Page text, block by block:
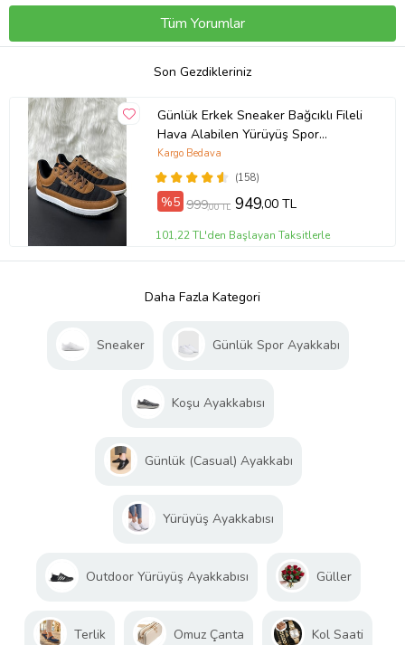
Tüm Yorumlar
Son Gezdikleriniz
Günlük Erkek Sneaker Bağcıklı Fileli
Hava Alabilen Yürüyüş Spor
Ayakkabısı 013 (Siyah - Taba)
(Siyah-Taba) (158)
Kargo Bedava
%5 999,00 TL 949,00 TL
101,22 TL'den Başlayan Taksitlerle
Daha Fazla Kategori
Sneaker Günlük Spor Ayakkabı
Koşu Ayakkabısı
Günlük (Casual) Ayakkabı
Yürüyüş Ayakkabısı
Outdoor Yürüyüş Ayakkabısı Güller
Terlik Omuz Çanta Kol Saati